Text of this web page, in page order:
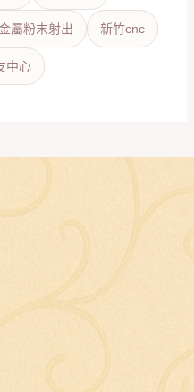
屬粉末射出 新竹cnc
中心